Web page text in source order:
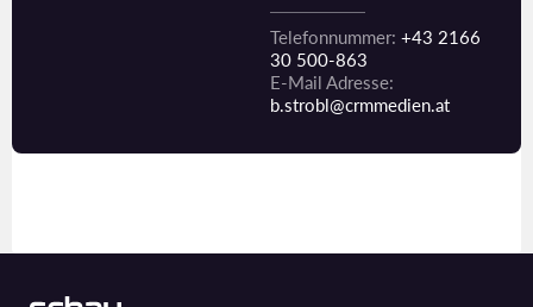
Telefonnummer: +43 2166
30 500-863
E-Mail Adresse:
b.strobl@crmmedien.at